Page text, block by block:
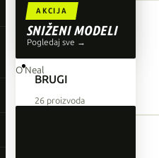
AKCIJA
SNIŽENI MODELI
Pogledaj sve →
Liv
Shimano
Wahoo
O'Neal
BRUGI
26 proizvoda